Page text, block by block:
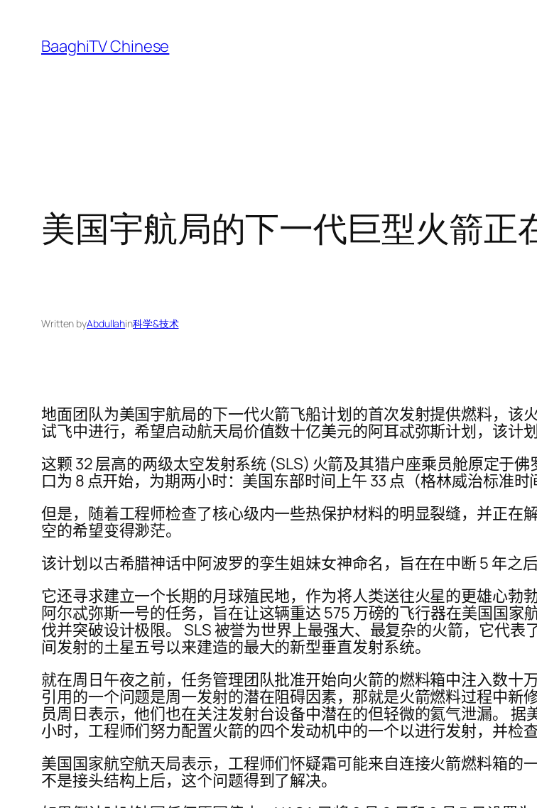
content
BaaghiTV Chinese
美国宇航局的下一代巨型火箭正
Written byAbdullahin科学&技术
地面团队为美国宇航局的下一代火箭飞船计划的首次发射提供燃料，该
试飞中进行，希望启动航天局价值数十亿美元的阿耳忒弥斯计划，该计
这颗 32 层高的两级太空发射系统 (SLS) 火箭及其猎户座乘员舱原定于
口为 8 点开始，为期两小时：美国东部时间上午 33 点（格林威治标准时
但是，随着工程师检查了核心级内一些热保护材料的明显裂缝，并正在
空的希望变得渺茫。
该计划以古希腊神话中阿波罗的孪生姐妹女神命名，旨在在中断 5 年之
它还寻求建立一个长期的月球殖民地，作为将人类送往火星的更雄心勃
阿尔忒弥斯一号的任务，旨在让这辆重达 575 万磅的飞行器在美国国
伐并突破设计极限。 SLS 被誉为世界上最强大、最复杂的火箭，它代
间发射的土星五号以来建造的最大的新型垂直发射系统。
就在周日午夜之前，任务管理团队批准开始向火箭的燃料箱中注入数十
引用的一个问题是周一发射的潜在阻碍因素，那就是火箭燃料过程中
员周日表示，他们也在关注发射台设备中潜在的但轻微的氦气泄漏。
小时，工程师们努力配置火箭的四个发动机中的一个以进行发射，并检
美国国家航空航天局表示，工程师们怀疑霜可能来自连接火箭燃料箱的
不是接头结构上后，这个问题得到了解决。